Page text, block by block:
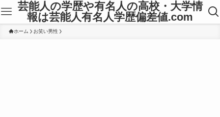
芸能人の学歴や有名人の高校・大学情
報は芸能人有名人学歴偏差値.com
ホーム お笑い男性